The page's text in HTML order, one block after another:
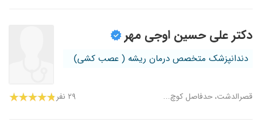
دکتر علی حسین اوجی مهر
دندانپزشک متخصص درمان ریشه ( عصب کشی)
قصرالدشت، حدفاصل کوچ... ۲۹ نفر